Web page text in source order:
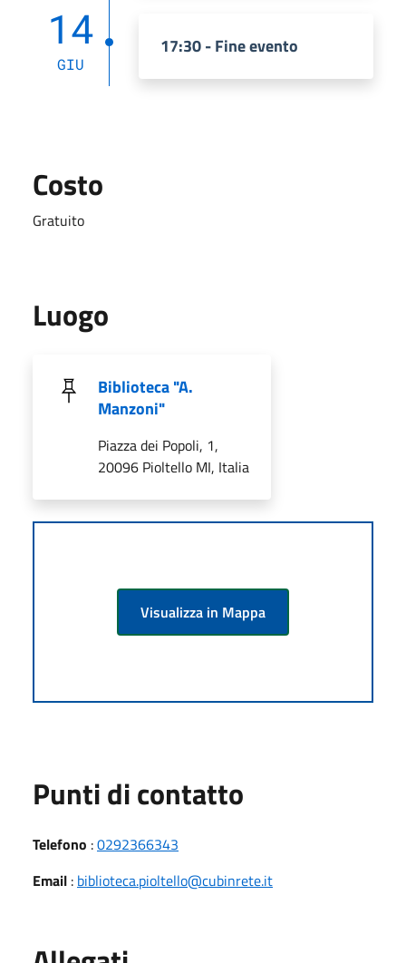
14
GIU
17:30 - Fine evento
Costo
Gratuito
Luogo
Biblioteca "A.
Manzoni"
Piazza dei Popoli, 1,
20096 Pioltello MI, Italia
Visualizza in Mappa
Punti di contatto
Telefono :0292366343
Email : biblioteca.pioltello@cubinrete.it